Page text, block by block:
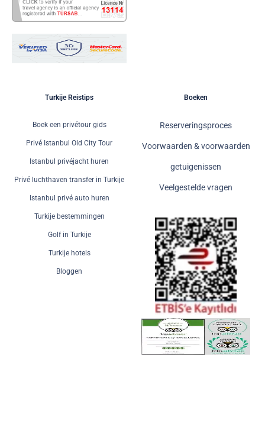
Turkije Reistips
Boek een privétour gids
Privé Istanbul Old City Tour
Istanbul privéjacht huren
Privé luchthaven transfer in Turkije
Istanbul privé auto huren
Turkije bestemmingen
Golf in Turkije
Turkije hotels
Bloggen
Boeken
Reserveringsproces
Voorwaarden & voorwaarden
getuigenissen
Veelgestelde vragen